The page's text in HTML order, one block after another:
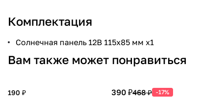
Комплектация
Солнечная панель 12В 115x85 мм x1
Вам также может понравиться
190 ₽ 390 ₽468 ₽ -17%